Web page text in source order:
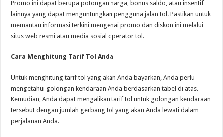
Promo ini dapat berupa potongan harga, bonus saldo, atau insentif
lainnya yang dapat menguntungkan pengguna jalan tol. Pastikan untuk
memantau informasi terkini mengenai promo dan diskon ini melalui
situs web resmi atau media sosial operator tol.
Cara Menghitung Tarif Tol Anda
Untuk menghitung tarif tol yang akan Anda bayarkan, Anda perlu
mengetahui golongan kendaraan Anda berdasarkan tabel di atas.
Kemudian, Anda dapat mengalikan tarif tol untuk golongan kendaraan
tersebut dengan jumlah gerbang tol yang akan Anda lewati dalam
perjalanan Anda.